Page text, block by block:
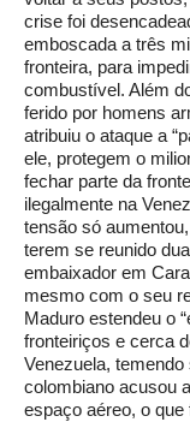
crise foi
emboscada a três
fronteira, para
combustível. Além
ferido por homens
atribuiu o ataque a
ele, protegem o
fechar parte da
ilegalmente na
tensão só
terem se reunido
embaixador em
mesmo com o seu
Maduro estendeu o
fronteiriços e cerca
Venezuela,
colombiano acusou
espaço aéreo, o que